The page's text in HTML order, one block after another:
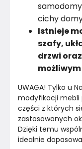
cichy
Istnieje
szafy,
drzwi
UWAGA! Tylko u
modyfikacji mebli
części z których
zastosowanych
Dzięki temu
idealnie